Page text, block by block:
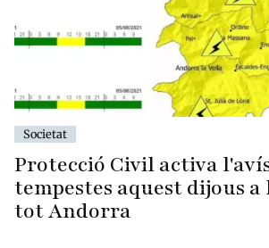
Societat
Protecció Civil activa
tempestes aquest dijous
tot Andorra